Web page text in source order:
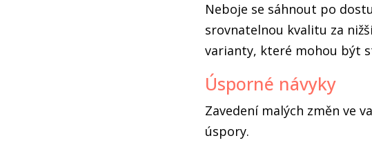
Neboje se sáhnout po
srovnatelnou kvalitu za
varianty, které mohou být
Úsporné návyky
Zavedení malých změn ve
úspory.